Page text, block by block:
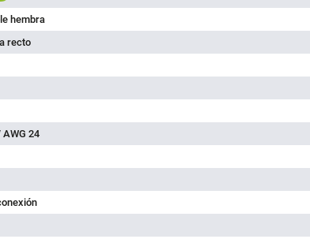
hembra
recto
24